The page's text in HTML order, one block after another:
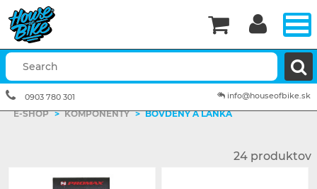
E-SHOP > KOMPONENTY > BOVDENY A LANKÁ
24 produktov


info@houseofbike.sk
0903 780 301